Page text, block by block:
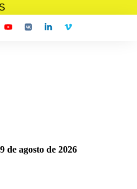
de agosto de 2026